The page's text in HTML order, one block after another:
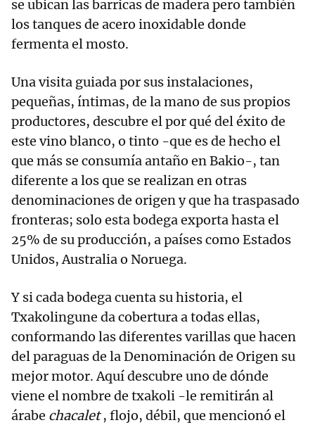
se ubican las barricas de madera pero también
los tanques de acero inoxidable donde
fermenta el mosto.
Una visita guiada por sus instalaciones,
pequeñas, íntimas, de la mano de sus propios
productores, descubre el por qué del éxito de
este vino blanco, o tinto -que es de hecho el
que más se consumía antaño en Bakio-, tan
diferente a los que se realizan en otras
denominaciones de origen y que ha traspasado
fronteras; solo esta bodega exporta hasta el
25% de su producción, a países como Estados
Unidos, Australia o Noruega.
Y si cada bodega cuenta su historia, el
Txakolingune da cobertura a todas ellas,
conformando las diferentes varillas que hacen
del paraguas de la Denominación de Origen su
mejor motor. Aquí descubre uno de dónde
viene el nombre de txakoli -le remitirán al
árabe chacalet, flojo, débil, que mencionó el